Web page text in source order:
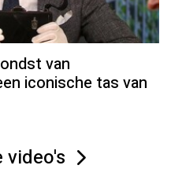
van
iconische tas van
video's